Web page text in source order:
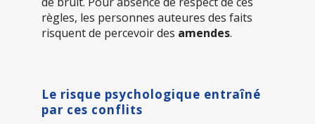
règles, les personnes auteures des faits
risquent de percevoir des amendes.
Le risque psychologique entraîné
par ces conflits